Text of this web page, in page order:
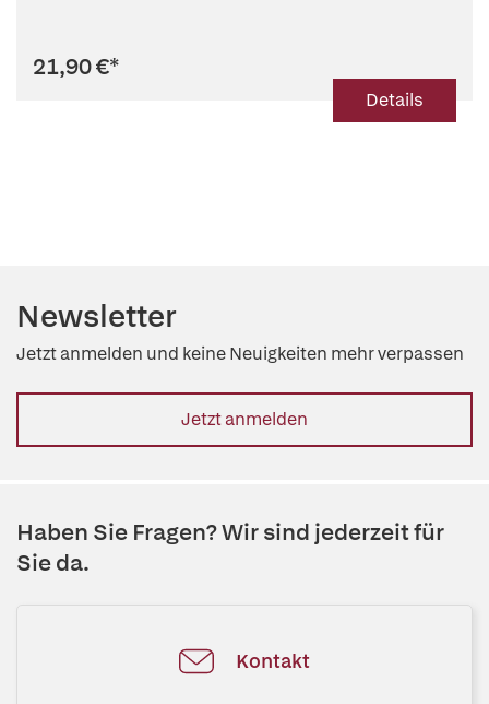
21,90 €*
Details
Newsletter
Jetzt anmelden und keine Neuigkeiten mehr verpassen
Jetzt anmelden
Haben Sie Fragen? Wir sind jederzeit für
Sie da.
Kontakt